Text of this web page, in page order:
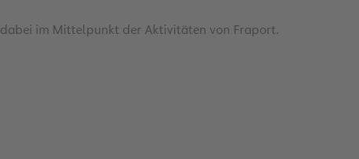
dabei im Mittelpunkt der Aktivitäten von Fraport.